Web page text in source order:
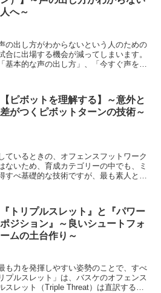
人へ～
の出し方がわからないという人のための
に出場する機会が減ってしまいます。
基本的な声の出し方」、「今すぐ声をだ
【ピボットを理解する】～意外と
差がつくピボットターンの技術～
ているときの、オフェンスフットワーク
ないため、育成カテゴリーの中でも、ミ
すべ基礎的な技術ですが、最も素人と経
『トリプルスレット』と『パワー
ポジション』～良いシュートフォ
ームの土台作り～
も力を発揮しやすい姿勢のことで、すべ
プルスレット」は、バスケのオフェンス
スレット（Triple Threat）は直訳すると